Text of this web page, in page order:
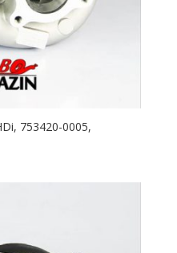
753420-0005,